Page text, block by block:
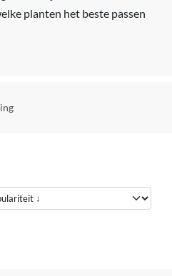
planten het beste passen